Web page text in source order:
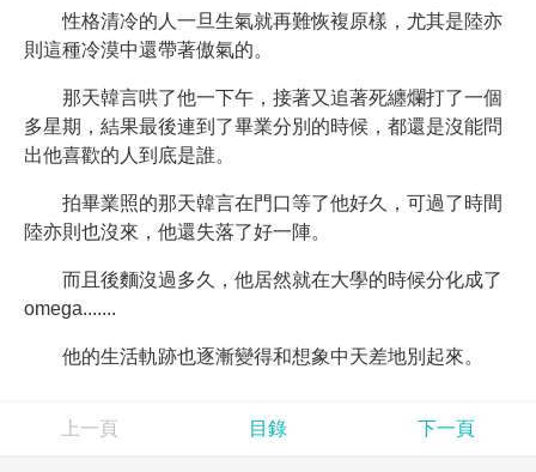
性格清冷的人一旦生氣就再難恢複原樣，尤其是陸亦
則這種冷漠中還帶著傲氣的。
那天韓言哄了他一下午，接著又追著死纏爛打了一個
多星期，結果最後連到了畢業分別的時候，都還是沒能問
出他喜歡的人到底是誰。
拍畢業照的那天韓言在門口等了他好久，可過了時間
陸亦則也沒來，他還失落了好一陣。
而且後麵沒過多久，他居然就在大學的時候分化成了
omega.......
他的生活軌跡也逐漸變得和想象中天差地別起來。
上一頁 目錄 下一頁